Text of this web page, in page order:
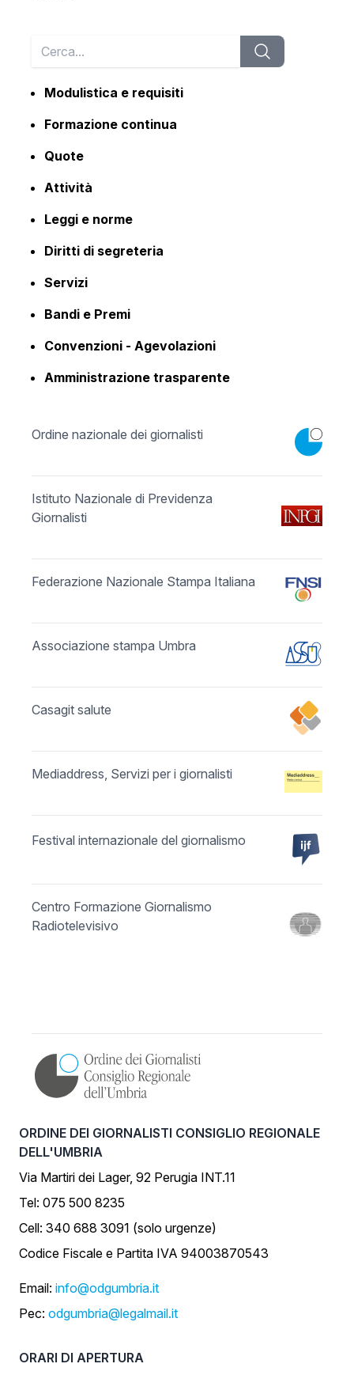
Modulistica e requisiti
Formazione continua
Quote
Attività
Leggi e norme
Diritti di segreteria
Servizi
Bandi e Premi
Convenzioni - Agevolazioni
Amministrazione trasparente
Ordine nazionale dei giornalisti
Istituto Nazionale di Previdenza
Giornalisti
Federazione Nazionale Stampa Italiana
Associazione stampa Umbra
Casagit salute
Mediaddress, Servizi per i giornalisti
Festival internazionale del giornalismo
Centro Formazione Giornalismo
Radiotelevisivo
ORDINE DEI GIORNALISTI CONSIGLIO REGIONALE
DELL'UMBRIA
Via Martiri dei Lager, 92 Perugia INT.11
Tel: 075 500 8235
Cell: 340 688 3091 (solo urgenze)
Codice Fiscale e Partita IVA 94003870543
Email: info@odgumbria.it
Pec: odgumbria@legalmail.it
ORARI DI APERTURA